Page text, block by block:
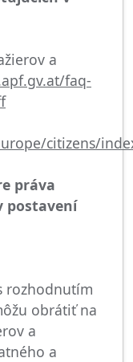
a
faq-
citizens/
práva
postavení
rozhodnutím
obrátiť na
a
a